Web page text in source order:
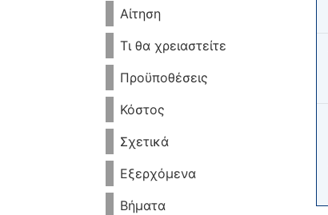
Αίτηση
Τι θα χρειαστείτε
Προϋποθέσεις
Κόστος
Σχετικά
Εξερχόμενα
Βήματα